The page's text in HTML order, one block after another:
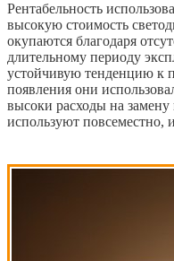
Рентабельность
высокую стоимость
окупаются благодаря
длительному периоду
устойчивую тенденцию к
появления они
высоки расходы на
используют повсеместно,